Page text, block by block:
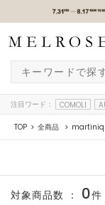
注目ワード： COMOLI
TOP 全商品
対象商品数 ： 0件